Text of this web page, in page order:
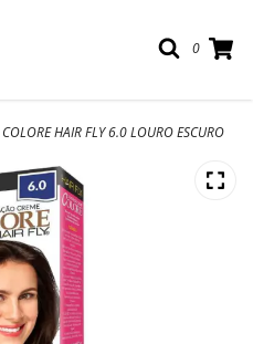
0
HAIR FLY 6.0 LOURO ESCURO